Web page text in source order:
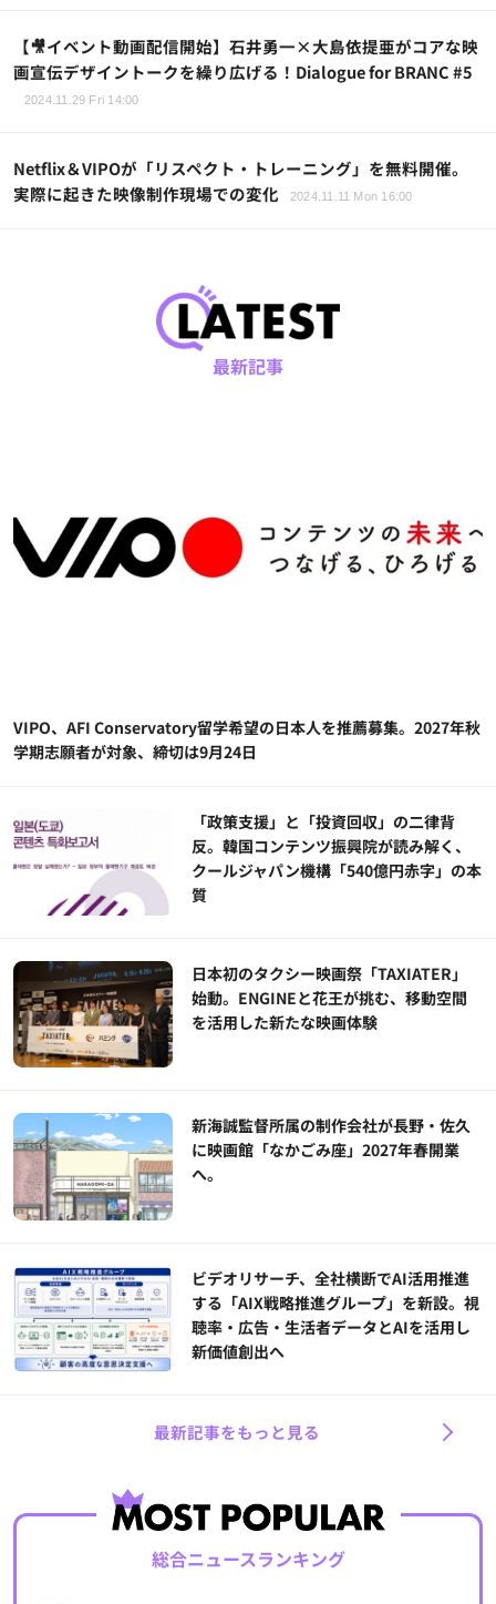
【🎥イベント動画配信開始】石井勇一×大島依提亜がコアな映
画宣伝デザイントークを繰り広げる！Dialogue for BRANC #5
2024.11.29 Fri 14:00
Netflix＆VIPOが「リスペクト・トレーニング」を無料開催。
実際に起きた映像制作現場での変化
2024.11.11 Mon 16:00
最新記事
VIPO、AFI Conservatory留学希望の日本人を推薦募集。2027年秋
学期志願者が対象、締切は9月24日
「政策支援」と「投資回収」の二律背
反。韓国コンテンツ振興院が読み解く、
クールジャパン機構「540億円赤字」の本
質
日本初のタクシー映画祭「TAXIATER」
始動。ENGINEと花王が挑む、移動空間
を活用した新たな映画体験
新海誠監督所属の制作会社が長野・佐久
に映画館「なかごみ座」2027年春開業
へ。
ビデオリサーチ、全社横断でAI活用推進
する「AIX戦略推進グループ」を新設。視
聴率・広告・生活者データとAIを活用し
新価値創出へ
最新記事をもっと見る
総合ニュースランキング